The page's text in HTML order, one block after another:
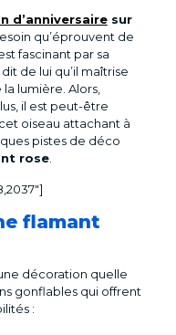
d’anniversairesur
qu’éprouvent de
fascinant par sa
de lui qu’il maîtrise
lumière. Alors,
il est peut-être
oiseau attachant à
pistes de déco
rose.
flamant
décoration quelle
gonflables qui offrent
: